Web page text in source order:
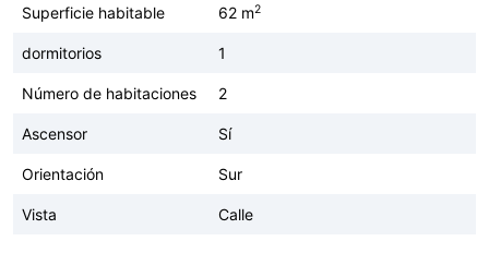
Superficie habitable 62 m2
dormitorios 1
Número de habitaciones 2
Ascensor Sí
Orientación Sur
Vista Calle